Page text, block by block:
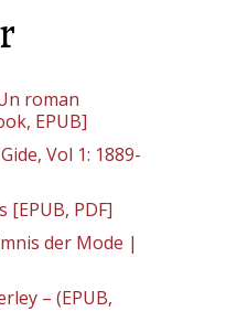
roman
EPUB]
Vol 1: 1889-
PDF]
der Mode |
– (EPUB,